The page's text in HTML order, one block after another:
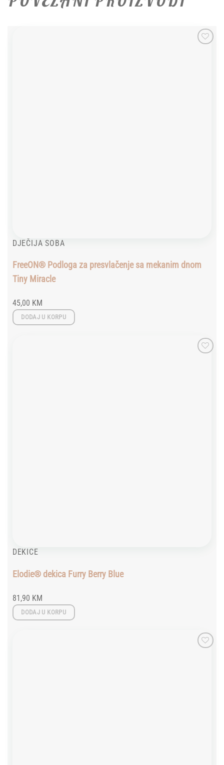
DJEČIJA SOBA
FreeON® Podloga za presvlačenje sa mekanim dnom
Tiny Miracle
45,00 KM
DODAJ U KORPU
DEKICE
Elodie® dekica Furry Berry Blue
81,90 KM
DODAJ U KORPU